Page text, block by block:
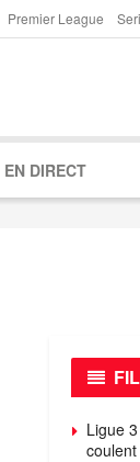
Premier League
EN DIRECT
Ligue